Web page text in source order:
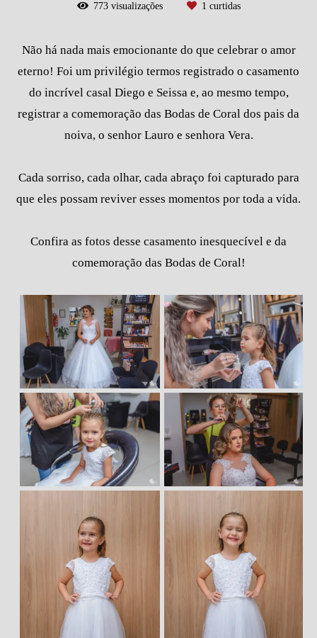
773visualizações 1 curtidas
Não há nada mais emocionante do que celebrar o amor
eterno! Foi um privilégio termos registrado o casamento
do incrível casal Diego e Seissa e, ao mesmo tempo,
registrar a comemoração das Bodas de Coral dos pais da
noiva, o senhor Lauro e senhora Vera.
Cada sorriso, cada olhar, cada abraço foi capturado para
que eles possam reviver esses momentos por toda a vida.
Confira as fotos desse casamento inesquecível e da
comemoração das Bodas de Coral!